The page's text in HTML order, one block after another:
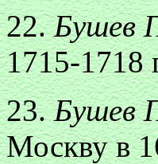
22.Бушев
1715-1718
23.Бушев
Москву в